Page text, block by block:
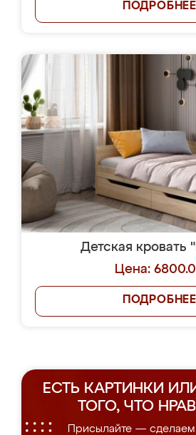
ПОДРОБНЕЕ
Детская кровать
Цена:
ПОДРОБНЕЕ
ЕСТЬ КАРТИНКИ
ТОГО, ЧТО
Присылайте —